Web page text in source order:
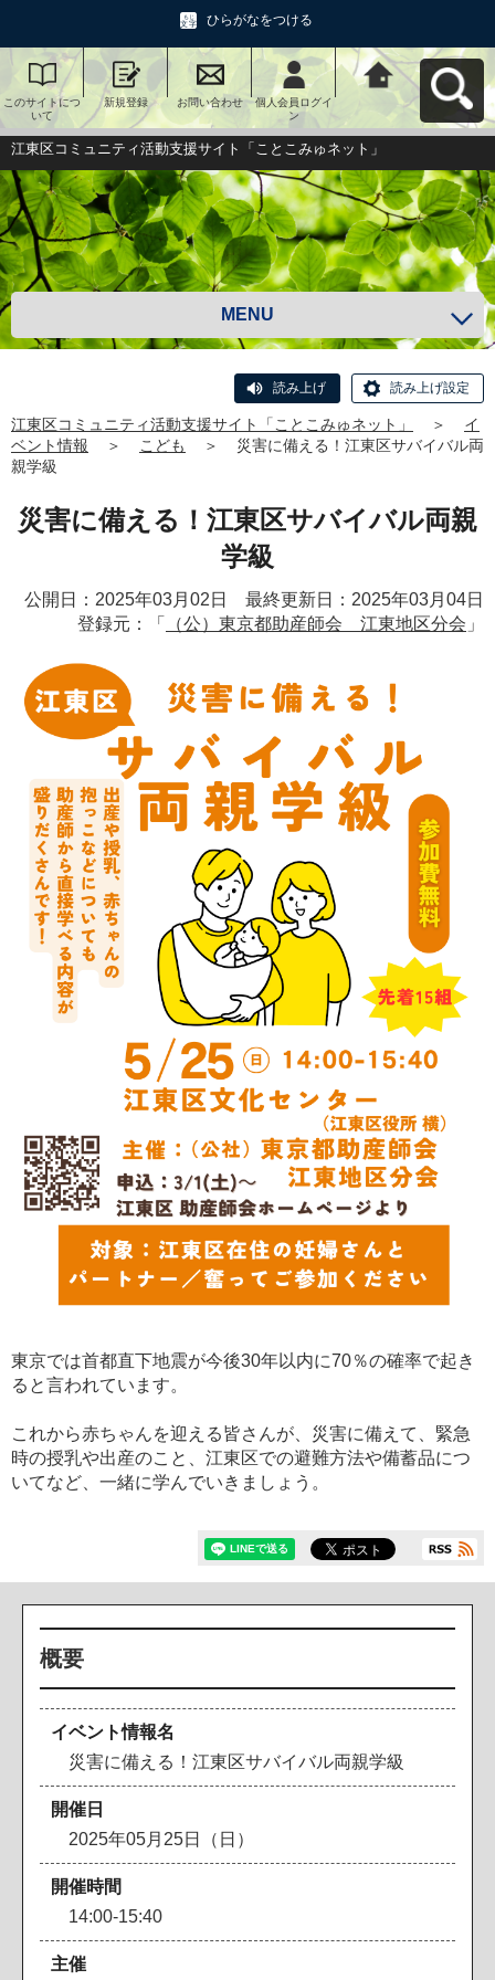
ひらがなをつける
このサイトにつ
いて
新規登録 お問い合わせ
個人会員ログイ
ン
江東区コミュニ
ティ活動支援サ
イト「ことこみ
ゅネット」へ戻
る
江東区コミュニティ活動支援サイト「ことこみゅネット」
MENU
読み上げ 読み上げ設定
江東区コミュニティ活動支援サイト「ことこみゅネット」 ＞
イ
ベント情報
＞ こども ＞
災害に備える！江東区サバイバル両
親学級
災害に備える！江東区サバイバル両親
学級
公開日：2025年03月02日 最終更新日：2025年03月04日
登録元：「
（公）東京都助産師会 江東地区分会 」
東京では首都直下地震が今後30年以内に70％の確率で起き
ると言われています。
これから赤ちゃんを迎える皆さんが、災害に備えて、緊急
時の授乳や出産のこと、江東区での避難方法や備蓄品につ
いてなど、一緒に学んでいきましょう。
概要
イベント情報名
災害に備える！江東区サバイバル両親学級
開催日
2025年05月25日（日）
開催時間
14:00‐15:40
主催